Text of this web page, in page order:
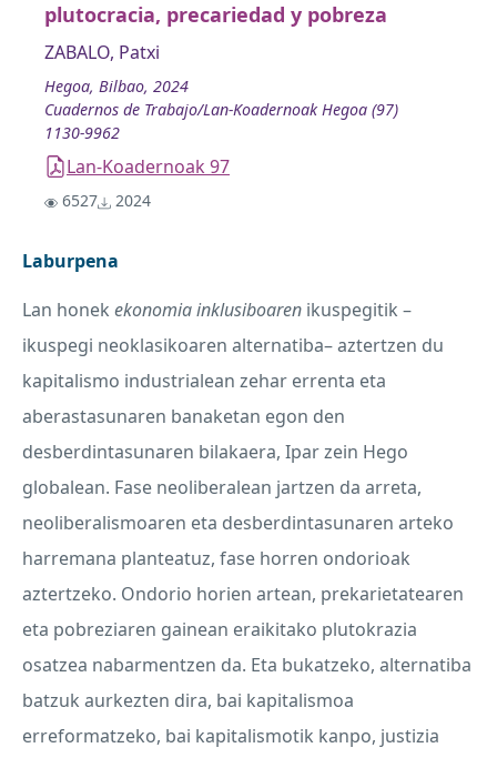
plutocracia, precariedad y pobreza
ZABALO, Patxi
Hegoa, Bilbao, 2024
Cuadernos de Trabajo/Lan-Koadernoak Hegoa (97)
1130-9962
Lan-Koadernoak 97
6527 2024
Laburpena
Lan honek ekonomia inklusiboaren ikuspegitik –
ikuspegi neoklasikoaren alternatiba– aztertzen du
kapitalismo industrialean zehar errenta eta
aberastasunaren banaketan egon den
desberdintasunaren bilakaera, Ipar zein Hego
globalean. Fase neoliberalean jartzen da arreta,
neoliberalismoaren eta desberdintasunaren arteko
harremana planteatuz, fase horren ondorioak
aztertzeko. Ondorio horien artean, prekarietatearen
eta pobreziaren gainean eraikitako plutokrazia
osatzea nabarmentzen da. Eta bukatzeko, alternatiba
batzuk aurkezten dira, bai kapitalismoa
erreformatzeko, bai kapitalismotik kanpo, justizia